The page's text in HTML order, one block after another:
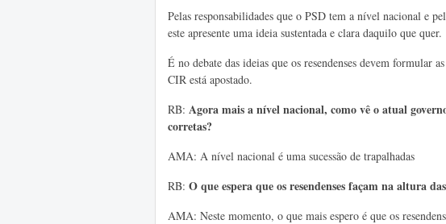
Pelas responsabilidades que o PSD tem a nível nacional e
este apresente uma ideia sustentada e clara daquilo que quer.
É no debate das ideias que os resendenses devem formular
CIR está apostado.
RB: Agora mais a nível nacional, como vê o atual
corretas?
AMA: A nível nacional é uma sucessão de trapalhadas
RB: Oque espera que os resendenses façam na altura
AMA: Neste momento, o que mais espero é que os